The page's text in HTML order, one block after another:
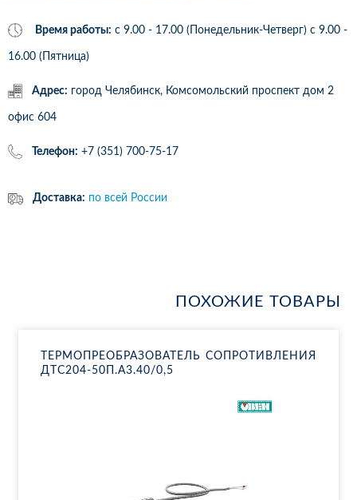
Время работы: с 9.00 - 17.00 (Понедельник-Четверг) c 9.00 -
16.00 (Пятница)
Адрес: город Челябинск, Комсомольский проспект дом 2
офис 604
Телефон: +7 (351) 700-75-17
Доставка: по всей России
ПОХОЖИЕ ТОВАРЫ
ТЕР­МО­ПРЕ­ОБ­РА­ЗО­ВА­ТЕЛЬ СО­ПРО­ТИВ­ЛЕ­НИЯ
ДТ­С204-50П.А3.40/0,5